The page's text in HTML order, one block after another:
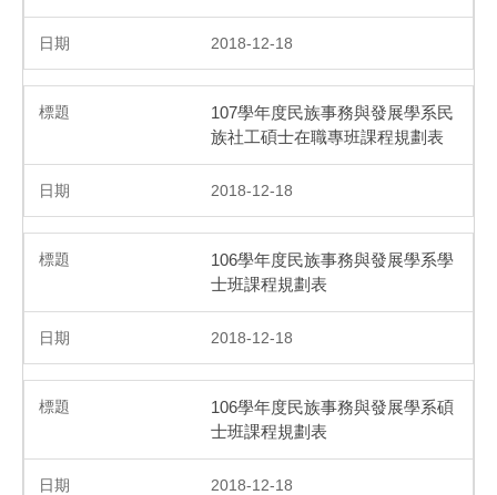
2018-12-18
107學年度民族事務與發展學系民
族社工碩士在職專班課程規劃表
2018-12-18
106學年度民族事務與發展學系學
士班課程規劃表
2018-12-18
106學年度民族事務與發展學系碩
士班課程規劃表
2018-12-18